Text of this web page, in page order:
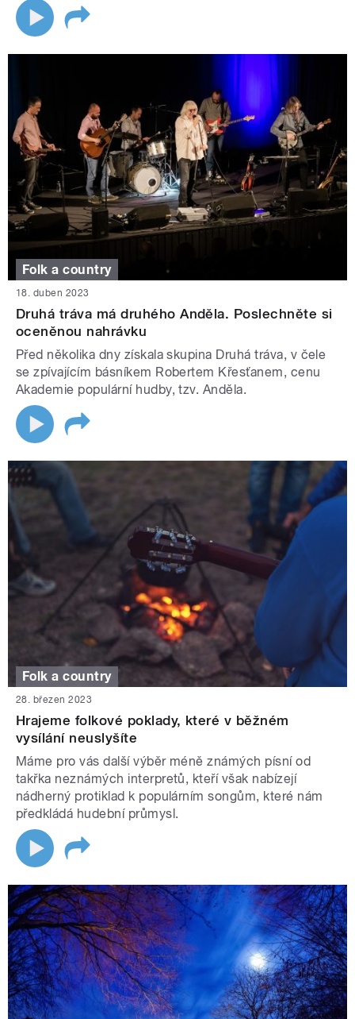
Folk a country
18. duben 2023
Druhá tráva má druhého Anděla. Poslechněte si
oceněnou nahrávku
Před několika dny získala skupina Druhá tráva, v čele
se zpívajícím básníkem Robertem Křesťanem, cenu
Akademie populární hudby, tzv. Anděla.
Folk a country
28. březen 2023
Hrajeme folkové poklady, které v běžném
vysílání neuslyšíte
Máme pro vás další výběr méně známých písní od
takřka neznámých interpretů, kteří však nabízejí
nádherný protiklad k populárním songům, které nám
předkládá hudební průmysl.